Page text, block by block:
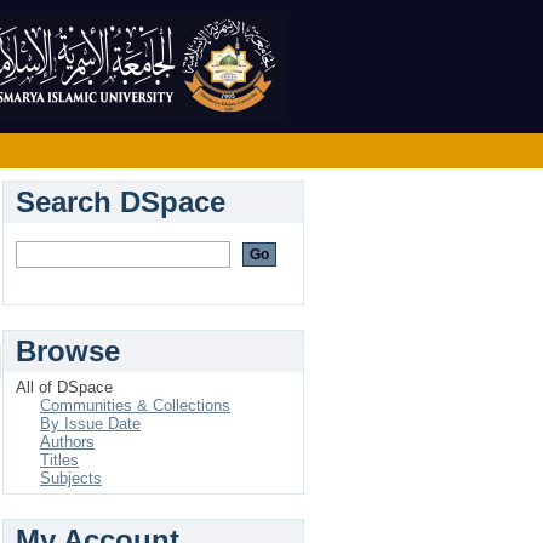
Search DSpace
Browse
All of DSpace
Communities & Collections
By Issue Date
Authors
Titles
Subjects